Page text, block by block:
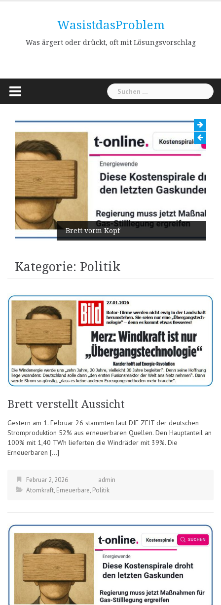
WasistdasProblem
Was ärgert oder drückt, oft mit Lösungsvorschlag
Suchen
nach:
Brett vorm Kopf
Kategorie: Politik
Brett verstellt Aussicht
Gestern am 1. Februar 26 stammten laut DIE ZEIT der deutschen
Stromproduktion 52% aus erneuerbaren Quellen. Den Hauptanteil an
100% mit 1,40 TWh lieferten die Windräder mit 39%. Die
Erneuerbaren […]
Februar 2, 2026
admin
Atomkraft, Erneuerbare, Politik